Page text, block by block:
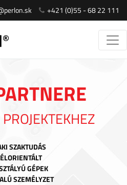
+421 (0)55 - 68 22 111
SZAKTUDÁS
GÉPEK
SZEMÉLYZET